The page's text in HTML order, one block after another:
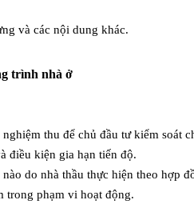
và các nội dung khác.
trình nhà ở
thu để chủ đầu tư kiểm soát
điều kiện gia hạn tiến độ.
do nhà thầu thực hiện theo hợp
trong phạm vi hoạt động.